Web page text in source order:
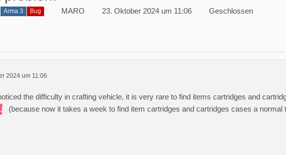
Arma 3 Bug MARO 23. Oktober 2024 um 11:06 Geschlossen
2024 um 11:06
the difficulty in crafting vehicle, it is very rare to find items cartridges and
(because now it takes a week to find item cartridges and cartridges cases a